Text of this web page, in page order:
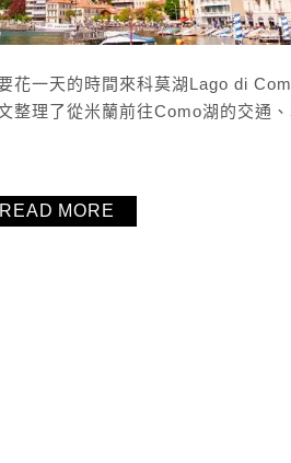
花一天的時間來科莫湖Lago di
整理了從米蘭前往Como湖的交通
READ MORE